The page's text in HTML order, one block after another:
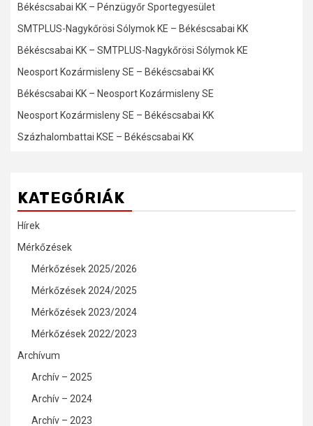
Békéscsabai KK – Pénzügyőr Sportegyesület
SMTPLUS-Nagykőrösi Sólymok KE – Békéscsabai KK
Békéscsabai KK – SMTPLUS-Nagykőrösi Sólymok KE
Neosport Kozármisleny SE – Békéscsabai KK
Békéscsabai KK – Neosport Kozármisleny SE
Neosport Kozármisleny SE – Békéscsabai KK
Százhalombattai KSE – Békéscsabai KK
KATEGÓRIÁK
Hírek
Mérkőzések
Mérkőzések 2025/2026
Mérkőzések 2024/2025
Mérkőzések 2023/2024
Mérkőzések 2022/2023
Archívum
Archív – 2025
Archív – 2024
Archív – 2023